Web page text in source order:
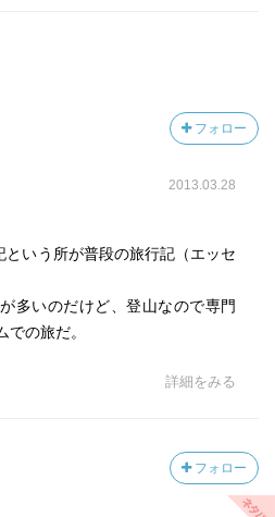
フォロー
2013.03.28
という所が普段の旅行記（エッセ
多いのだけど、登山なので専門
の旅だ。
詳細をみる
フォロー